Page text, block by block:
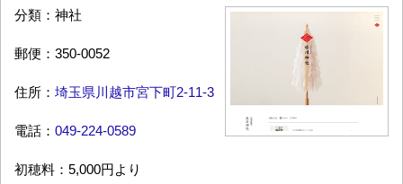
分類：神社
郵便：350-0052
住所： 埼玉県川越市宮下町2-11-3
電話： 049-224-0589
初穂料：5,000円より